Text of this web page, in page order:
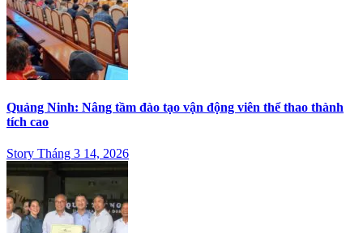
Quảng Ninh: Nâng tầm đào tạo vận động viên thể thao thành
tích cao
Story Tháng 3 14, 2026